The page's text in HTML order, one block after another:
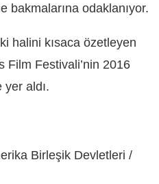
bakmalarına odaklanıyor.
halini kısaca özetleyen
Film Festivali’nin 2016
yer aldı.
Birleşik Devletleri /